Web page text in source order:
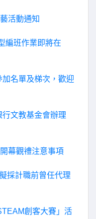
活動通知
編班作業即將在
名單及梯次，歡迎
文教基金會辦理
幕觀禮注意事項
採計職前曾任代理
創客大賽」活